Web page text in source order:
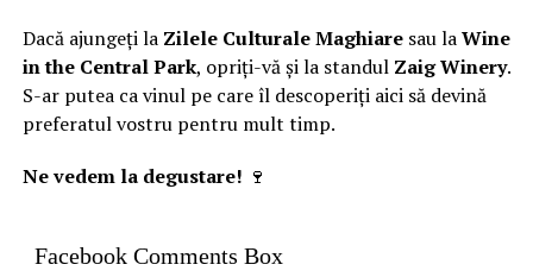
Dacă ajungeți la Zilele Culturale Maghiaresau laWine
in the Central Park, opriți-vă și la standul Zaig Winery.
S-ar putea ca vinul pe care îl descoperiți aici să devină
preferatul vostru pentru mult timp.
Ne vedem la degustare! 🍷
Facebook Comments Box